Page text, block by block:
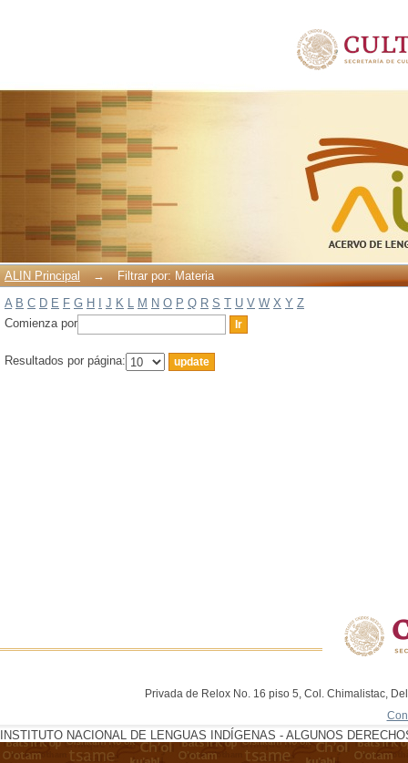
ALIN Principal →
Filtrar por: Materia
A B C D E F G H J K L M N O P Q R S T U V W X Y Z
Comienza por
Resultados por página:
Privada de Relox No. 16 piso 5, Col. Chimalistac,
INSTITUTO NACIONAL DE LENGUAS INDÍGENAS - ALGUNOS